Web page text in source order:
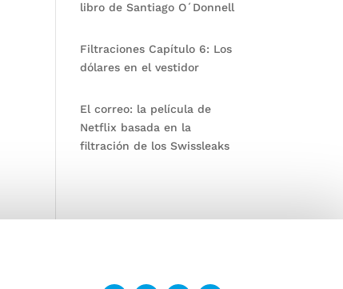
libro de Santiago O´Donnell
Filtraciones Capítulo 6: Los
dólares en el vestidor
El correo: la película de
Netflix basada en la
filtración de los Swissleaks